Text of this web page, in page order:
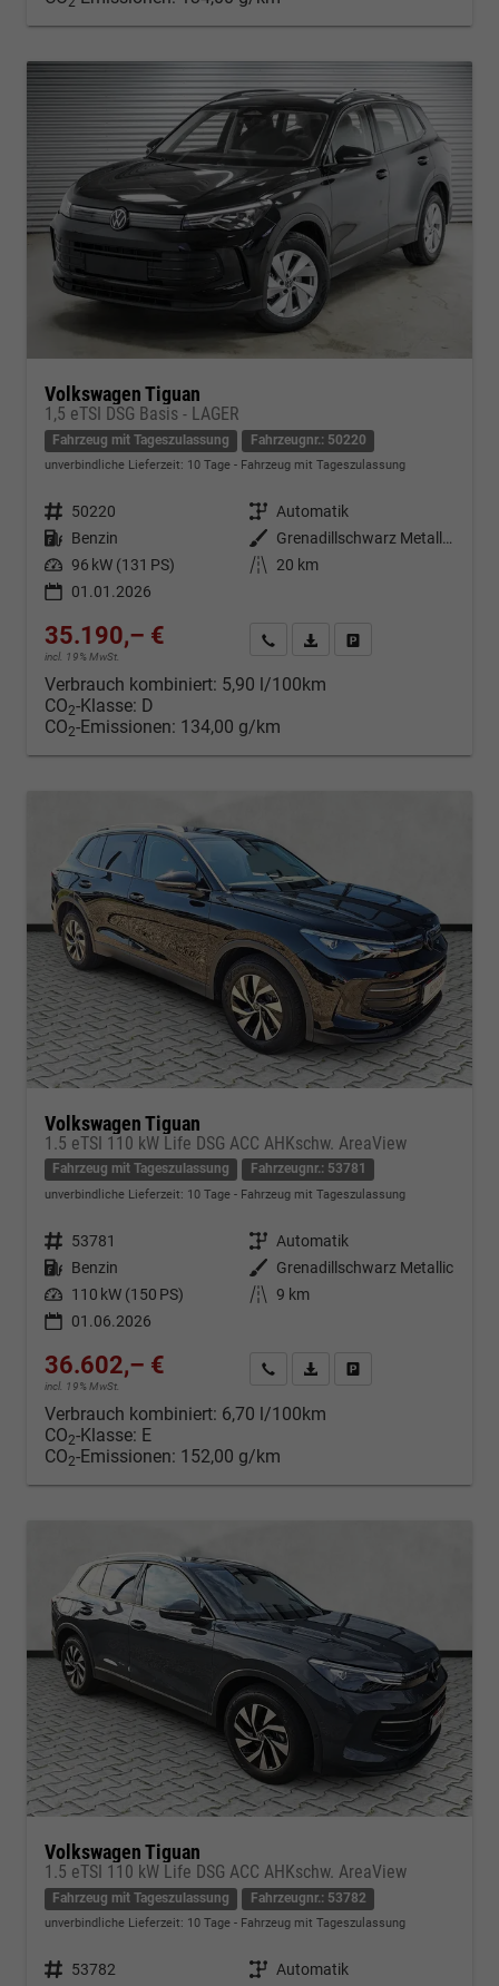
Volkswagen Tiguan
1,5 eTSI DSG Basis - LAGER
Fahrzeug mit Tageszulassung Fahrzeugnr.: 50220
unverbindliche Lieferzeit: 10 Tage Fahrzeug mit Tageszulassung
Fahrzeugnr. 50220 Getriebe Automatik
Kraftstoff Benzin Außenfarbe
Grenadillschwarz Metallic (0E)
Leistung 96 kW (131 PS) Kilometerstand
20 km
01.01.2026
35.190,– €
incl. 19% MwSt.
Kontakt & Angebot anfordern
PDF-Datei, Fahrzeugexposé
Verbrauch kombiniert: 5,90 l/100km
CO2-Klasse: D
CO2-Emissionen: 134,00 g/km
Volkswagen Tiguan
1.5 eTSI 110 kW Life DSG ACC AHKschw. AreaView
Fahrzeug mit Tageszulassung Fahrzeugnr.: 53781
unverbindliche Lieferzeit: 10 Tage Fahrzeug mit Tageszulassung
Fahrzeugnr. 53781 Getriebe Automatik
Kraftstoff Benzin Außenfarbe Grenadillschwarz Metallic
Leistung 110 kW (150 PS) Kilometerstand 9 km
01.06.2026
36.602,– €
incl. 19% MwSt.
Kontakt & Angebot anfordern
PDF-Datei, Fahrzeugexposé
Verbrauch kombiniert: 6,70 l/100km
CO2-Klasse: E
CO2-Emissionen: 152,00 g/km
Volkswagen Tiguan
1.5 eTSI 110 kW Life DSG ACC AHKschw. AreaView
Fahrzeug mit Tageszulassung Fahrzeugnr.: 53782
unverbindliche Lieferzeit: 10 Tage Fahrzeug mit Tageszulassung
Fahrzeugnr. 53782 Getriebe Automatik